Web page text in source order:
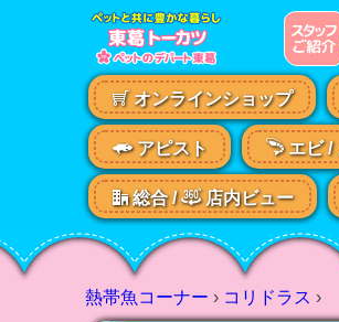
オンラインショップ
アピスト エビ /
総合 / 店内ビュー
熱帯魚コーナー › コリドラス ›